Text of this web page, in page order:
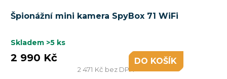
Špionážní mini kamera SpyBox 71 WiFi
Skladem >5 ks
2 471 Kč bez DPH
2 990 Kč DO KOŠÍKU